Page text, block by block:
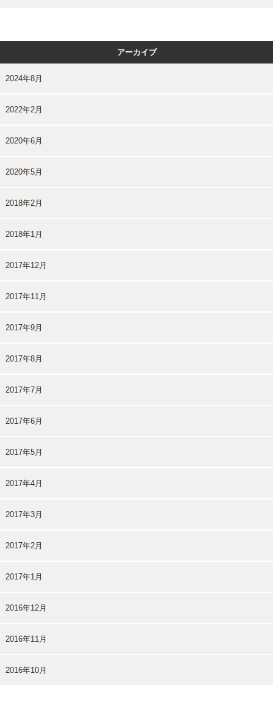
アーカイブ
2024年8月
2022年2月
2020年6月
2020年5月
2018年2月
2018年1月
2017年12月
2017年11月
2017年9月
2017年8月
2017年7月
2017年6月
2017年5月
2017年4月
2017年3月
2017年2月
2017年1月
2016年12月
2016年11月
2016年10月